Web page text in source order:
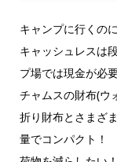
キャンプに行くの
キャッシュレスは
プ場では現金が必
チャムスの財布(ウ
折り財布とさまざ
量でコンパクト！